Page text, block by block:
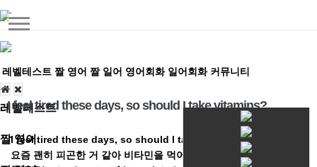
레벨테스트
짤 영어
레벨테스트 짤 영어 짤 일어 영어회화 일어회화 커뮤니티
I feel tired these days, so should I take vitamins?
I feel tired these days, so should I take vitamins?
요즘 괜히 피곤한 거 같아 비타민을 먹어야 하나?